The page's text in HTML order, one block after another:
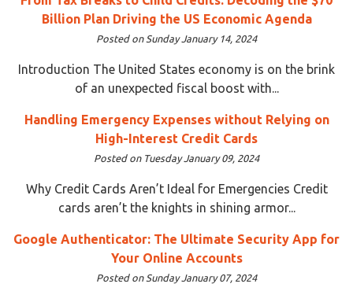
Billion Plan Driving the US Economic Agenda
Posted on Sunday January 14, 2024
Introduction The United States economy is on the brink
of an unexpected fiscal boost with...
Handling Emergency Expenses without Relying on
High-Interest Credit Cards
Posted on Tuesday January 09, 2024
Why Credit Cards Aren’t Ideal for Emergencies Credit
cards aren’t the knights in shining armor...
Google Authenticator: The Ultimate Security App for
Your Online Accounts
Posted on Sunday January 07, 2024